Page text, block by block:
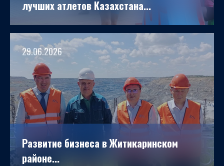
лучших атлетов Казахстана...
29.06.2026
Развитие бизнеса в Житикаринском
районе...